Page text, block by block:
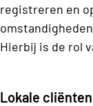
registreren en
Hierbij is de rol
Lokale